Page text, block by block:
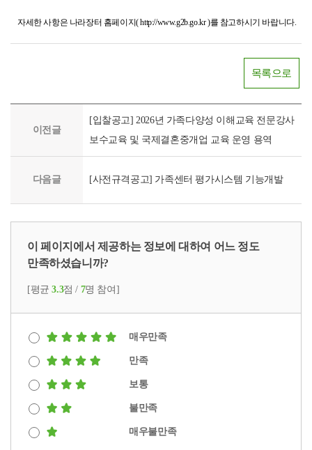
자세한 사항은 나라장터 홈페이지( http://www.g2b.go.kr )를 참고하시기 바랍니다.
목록으로
이전글
[입찰공고] 2026년 가족다양성 이해교육 전문강사
보수교육 및 국제결혼중개업 교육 운영 용역
다음글 [사전규격공고] 가족센터 평가시스템 기능개발
이 페이지에서 제공하는 정보에 대하여 어느 정도
만족하셨습니까?
[평균3.3점 / 7명 참여]
매우만족
만족
보통
불만족
매우불만족